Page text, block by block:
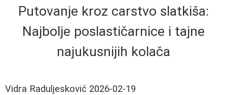
Putovanje kroz carstvo slatkiša:
Najbolje poslastičarnice i tajne
najukusnijih kolača
Vidra Raduljesković 2026-02-19